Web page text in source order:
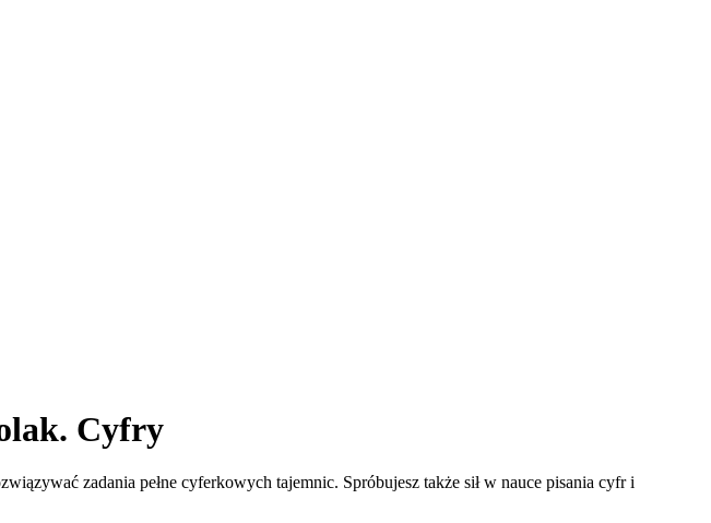
Cyfry
zadania pełne cyferkowych tajemnic. Spróbujesz także sił w nauce pisania cyfr i